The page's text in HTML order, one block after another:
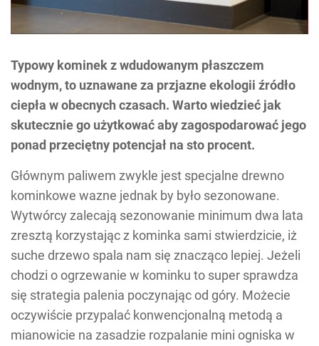
Typowy kominek z wdudowanym płaszczem
wodnym, to uznawane za przjazne ekologii źródło
ciepła w obecnych czasach. Warto wiedzieć jak
skutecznie go użytkować aby zagospodarować jego
ponad przeciętny potencjał na sto procent.
Głównym paliwem zwykle jest specjalne drewno
kominkowe wazne jednak by było sezonowane.
Wytwórcy zalecają sezonowanie minimum dwa lata
zresztą korzystając z kominka sami stwierdzicie, iż
suche drzewo spala nam się znacząco lepiej. Jeżeli
chodzi o ogrzewanie w kominku to super sprawdza
się strategia palenia poczynając od góry. Możecie
oczywiście przypalać konwencjonalną metodą a
mianowicie na zasadzie rozpalanie mini ogniska w